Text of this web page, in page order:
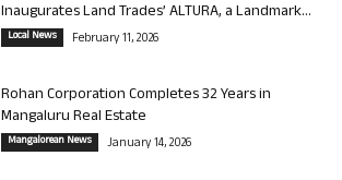
Inaugurates Land Trades’ ALTURA, a Landmark...
Local News February 11, 2026
Rohan Corporation Completes 32 Years in
Mangaluru Real Estate
Mangalorean News January 14, 2026